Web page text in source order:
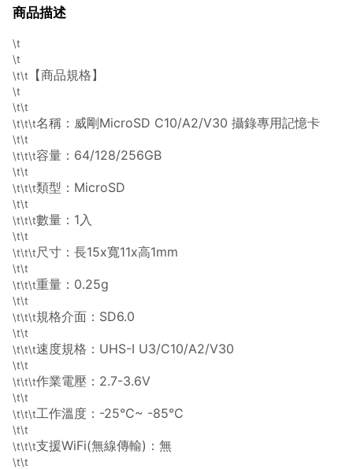
商品描述
\t
\t
\t\t
【商品規格】
\t
\t\t
\t\t\t名稱：威剛MicroSD C10/A2/V30 攝錄專用記憶卡
\t\t
\t\t\t容量：64/128/256GB
\t\t
\t\t\t類型：MicroSD
\t\t
\t\t\t數量：1入
\t\t
\t\t\t尺寸：長15x寬11x高1mm
\t\t
\t\t\t重量：0.25g
\t\t
\t\t\t規格介面：SD6.0
\t\t
\t\t\t速度規格：UHS-I U3/C10/A2/V30
\t\t
\t\t\t作業電壓：2.7-3.6V
\t\t
\t\t\t工作溫度：-25°C~ -85°C
\t\t
\t\t\t支援WiFi(無線傳輸)：無
\t\t